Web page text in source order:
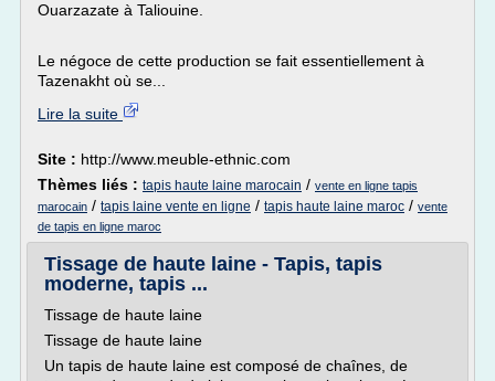
Ouarzazate à Taliouine.
Le négoce de cette production se fait essentiellement à
Tazenakht où se...
Lire la suite
Site : http://www.meuble-ethnic.com
Thèmes liés : tapis haute laine marocain / vente en ligne tapis
marocain / tapis laine vente en ligne / tapis haute laine maroc / vente
de tapis en ligne maroc
Tissage de haute laine - Tapis, tapis
moderne, tapis ...
Tissage de haute laine
Tissage de haute laine
Un tapis de haute laine est composé de chaînes, de